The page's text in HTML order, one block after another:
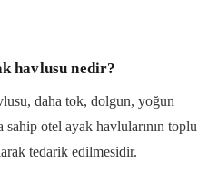
havlusu nedir?
daha tok, dolgun, yoğun
sahip otel ayak havlularının toplu
tedarik edilmesidir.